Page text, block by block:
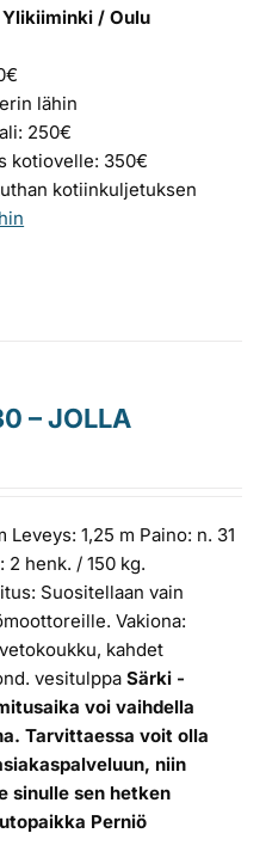
/ Oulu
lähin
250€
kotiovelle: 350€
kotiinkuljetuksen
– JOLLA
Leveys: 1,25 m Paino: n. 31
2 henk. / 150 kg.
Suositellaan vain
Vakiona:
kahdet
vesitulppaSärki -
voi vaihdella
Tarvittaessa voit olla
niin
sinulle sen hetken
Perniö